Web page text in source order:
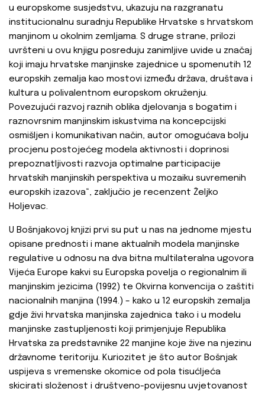
u europskome susjedstvu, ukazuju na razgranatu
institucionalnu suradnju Republike Hrvatske s hrvatskom
manjinom u okolnim zemljama. S druge strane, prilozi
uvršteni u ovu knjigu posreduju zanimljive uvide u značaj
koji imaju hrvatske manjinske zajednice u spomenutih 12
europskih zemalja kao mostovi između država, društava i
kultura u polivalentnom europskom okruženju.
Povezujući razvoj raznih oblika djelovanja s bogatim i
raznovrsnim manjinskim iskustvima na koncepcijski
osmišljen i komunikativan način, autor omogućava bolju
procjenu postojećeg modela aktivnosti i doprinosi
prepoznatljivosti razvoja optimalne participacije
hrvatskih manjinskih perspektiva u mozaiku suvremenih
europskih izazova“, zaključio je recenzent Željko
Holjevac.
U Bošnjakovoj knjizi prvi su put u nas na jednome mjestu
opisane prednosti i mane aktualnih modela manjinske
regulative u odnosu na dva bitna multilateralna ugovora
Vijeća Europe kakvi su Europska povelja o regionalnim ili
manjinskim jezicima (1992) te Okvirna konvencija o zaštiti
nacionalnih manjina (1994.) – kako u 12 europskih zemalja
gdje živi hrvatska manjinska zajednica tako i u modelu
manjinske zastupljenosti koji primjenjuje Republika
Hrvatska za predstavnike 22 manjine koje žive na njezinu
državnome teritoriju. Kuriozitet je što autor Bošnjak
uspijeva s vremenske okomice od pola tisućljeća
skicirati složenost i društveno-povijesnu uvjetovanost